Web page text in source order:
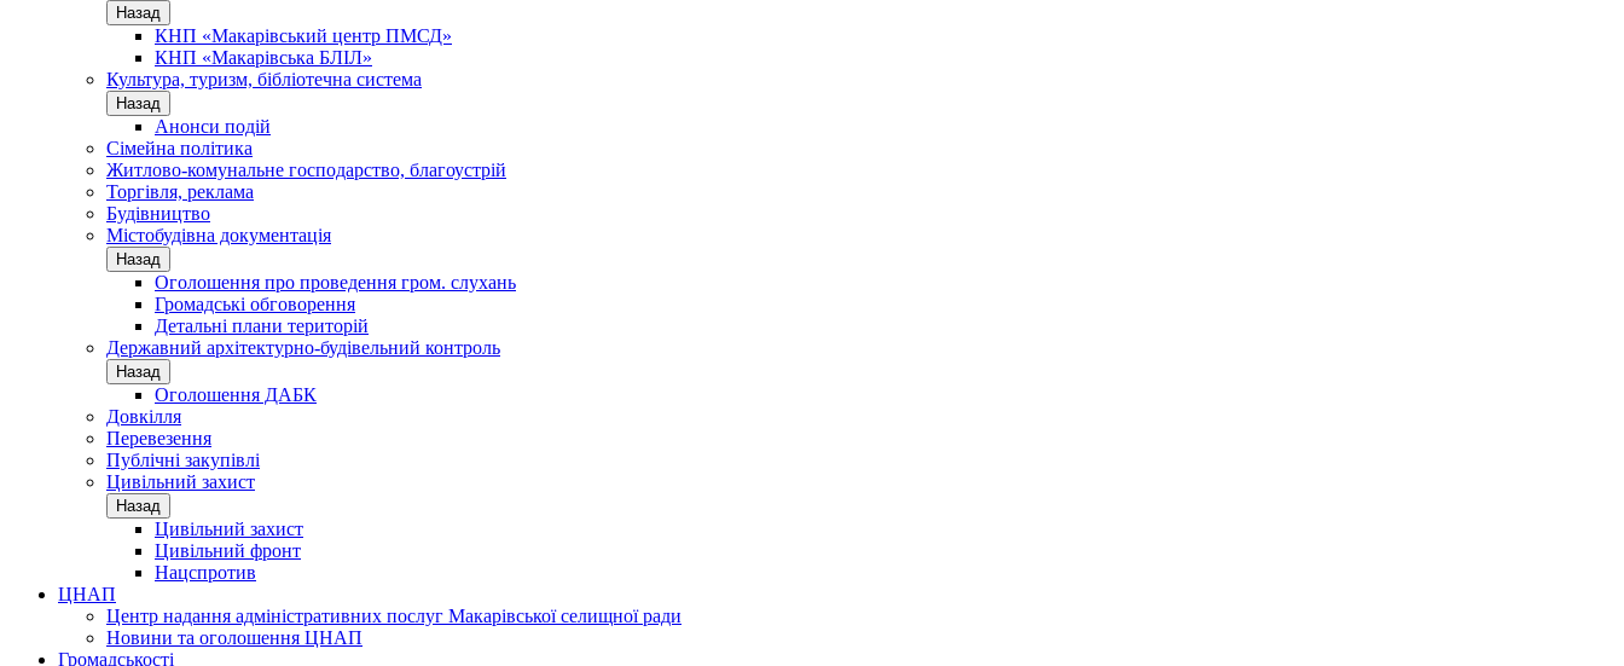
Назад
КНП «Макарівський центр ПМСД»
КНП «Макарівська БЛІЛ»
Культура, туризм, бібліотечна система
Назад
Анонси подій
Сімейна політика
Житлово-комунальне господарство, благоустрій
Торгівля, реклама
Будівництво
Містобудівна документація
Назад
Оголошення про проведення гром. слухань
Громадські обговорення
Детальні плани територій
Державний архітектурно-будівельний контроль
Назад
Оголошення ДАБК
Довкілля
Перевезення
Публічні закупівлі
Цивільний захист
Назад
Цивільний захист
Цивільний фронт
Нацспротив
ЦНАП
Центр надання адміністративних послуг Макарівської селищної ради
Новини та оголошення ЦНАП
Громадськості